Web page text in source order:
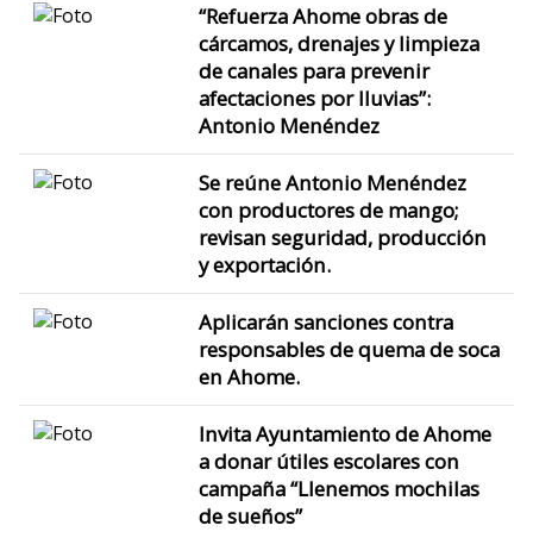
“Refuerza Ahome obras de
cárcamos, drenajes y limpieza
de canales para prevenir
afectaciones por lluvias”:
Antonio Menéndez
Se reúne Antonio Menéndez
con productores de mango;
revisan seguridad, producción
y exportación.
Aplicarán sanciones contra
responsables de quema de soca
en Ahome.
Invita Ayuntamiento de Ahome
a donar útiles escolares con
campaña “Llenemos mochilas
de sueños”